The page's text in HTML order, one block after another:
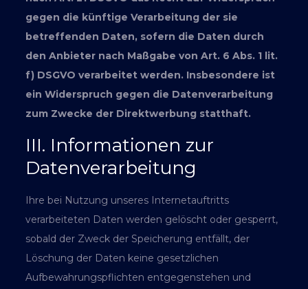
gegen die künftige Verarbeitung der sie
betreffenden Daten, sofern die Daten durch
den Anbieter nach Maßgabe von Art. 6 Abs. 1 lit.
f) DSGVO verarbeitet werden. Insbesondere ist
ein Widerspruch gegen die Datenverarbeitung
zum Zwecke der Direktwerbung statthaft.
III. Informationen zur
Datenverarbeitung
Ihre bei Nutzung unseres Internetauftritts
verarbeiteten Daten werden gelöscht oder gesperrt,
sobald der Zweck der Speicherung entfällt, der
Löschung der Daten keine gesetzlichen
Aufbewahrungspflichten entgegenstehen und